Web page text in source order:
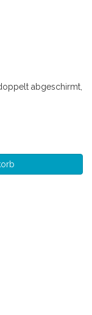
abgeschirmt,